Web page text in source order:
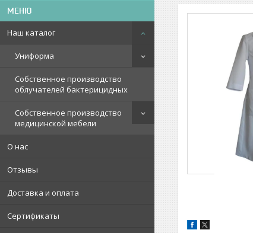
Наш каталог
Униформа
Собственное производство
облучателей бактерицидных
Собственное производство
медицинской мебели
О нас
Отзывы
Доставка и оплата
Сертификаты